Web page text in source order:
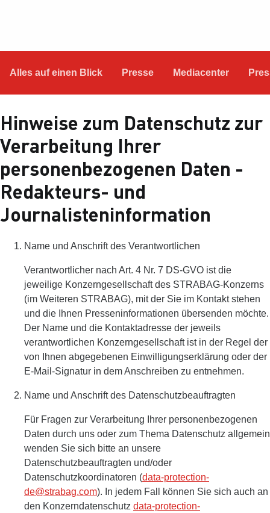
Alles auf einen Blick Presse Mediacenter
Hinweise zum Datenschutz zur
Verarbeitung Ihrer
personenbezogenen Daten -
Redakteurs- und
Journalisteninformation
Name und Anschrift des Verantwortlichen
Verantwortlicher nach Art. 4 Nr. 7 DS-GVO ist die
jeweilige Konzerngesellschaft des STRABAG-Konzerns
(im Weiteren STRABAG), mit der Sie im Kontakt stehen
und die Ihnen Presseninformationen übersenden möchte.
Der Name und die Kontaktadresse der jeweils
verantwortlichen Konzerngesellschaft ist in der Regel der
von Ihnen abgegebenen Einwilligungserklärung oder der
E-Mail-Signatur in dem Anschreiben zu entnehmen.
Name und Anschrift des Datenschutzbeauftragten
Für Fragen zur Verarbeitung Ihrer personenbezogenen
Daten durch uns oder zum Thema Datenschutz allgemein
wenden Sie sich bitte an unsere
Datenschutzbeauftragten und/oder
Datenschutzkoordinatoren (data-protection-
de@strabag.com). In jedem Fall können Sie sich auch an
den Konzerndatenschutz data-protection-